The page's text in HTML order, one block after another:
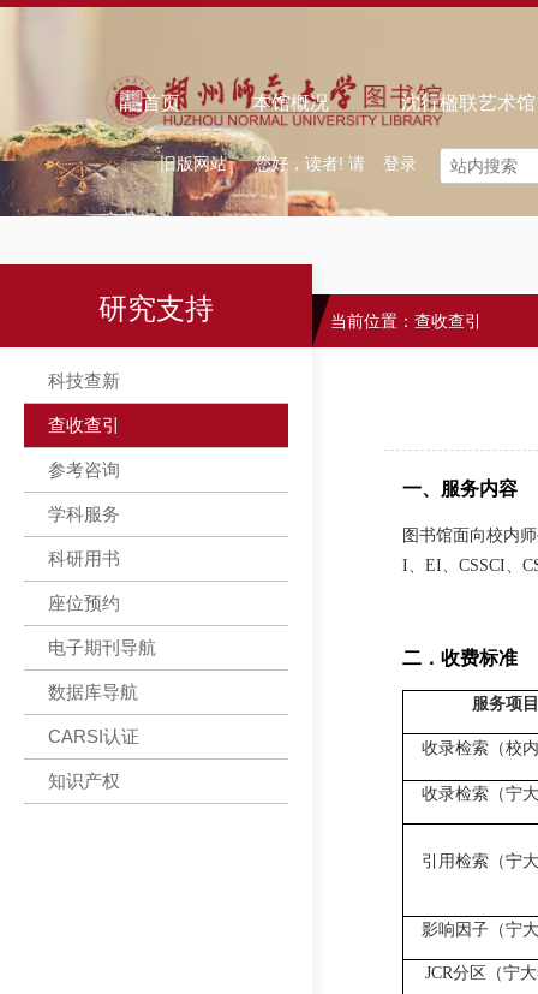
首页 本馆概况 沈行楹联艺术馆
旧版网站 您好，读者! 请 登录
研究支持
科技查新
查收查引
参考咨询
学科服务
科研用书
座位预约
电子期刊导航
数据库导航
CARSI认证
知识产权
当前位置： 查收查引
一、服务内容
图书馆面向校内
I、EI、CSSCI、
二． 收费标准
服务项目
收录检索（校
收录检索（宁
引用检索（宁
影响因子（宁
JCR分区（宁